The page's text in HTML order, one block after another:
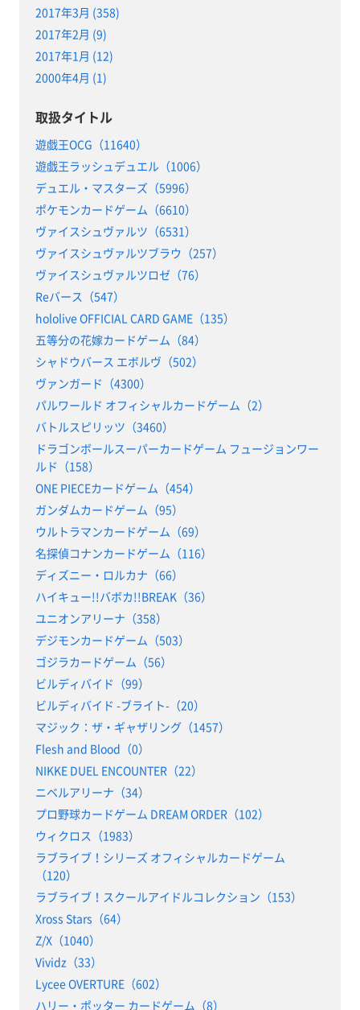
2017年3月 (358)
2017年2月 (9)
2017年1月 (12)
2000年4月 (1)
取扱タイトル
遊戯王OCG（11640）
遊戯王ラッシュデュエル（1006）
デュエル・マスターズ（5996）
ポケモンカードゲーム（6610）
ヴァイスシュヴァルツ（6531）
ヴァイスシュヴァルツブラウ（257）
ヴァイスシュヴァルツロゼ（76）
Reバース（547）
hololive OFFICIAL CARD GAME（135）
五等分の花嫁カードゲーム（84）
シャドウバース エボルヴ（502）
ヴァンガード（4300）
パルワールド オフィシャルカードゲーム（2）
バトルスピリッツ（3460）
ドラゴンボールスーパーカードゲーム フュージョンワー
ルド（158）
ONE PIECEカードゲーム（454）
ガンダムカードゲーム（95）
ウルトラマンカードゲーム（69）
名探偵コナンカードゲーム（116）
ディズニー・ロルカナ（66）
ハイキュー!!バボカ!!BREAK（36）
ユニオンアリーナ（358）
デジモンカードゲーム（503）
ゴジラカードゲーム（56）
ビルディバイド（99）
ビルディバイド -ブライト-（20）
マジック：ザ・ギャザリング（1457）
Flesh and Blood（0）
NIKKE DUEL ENCOUNTER（22）
ニベルアリーナ（34）
プロ野球カードゲーム DREAM ORDER（102）
ウィクロス（1983）
ラブライブ！シリーズ オフィシャルカードゲーム
（120）
ラブライブ！スクールアイドルコレクション（153）
Xross Stars（64）
Z/X（1040）
Vividz（33）
Lycee OVERTURE（602）
ハリー・ポッター カードゲーム（8）